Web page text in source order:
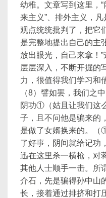
幼稚。文章写到这里，“
来主义”、排外主义，凡
观点统统批判了，把它
是完整地提出自己的主
放出眼光，自己来拿！
层层深入，不断开掘的
力，很值得我们学习和
（8）譬如罢，我们之
阴功①（姑且让我们这
子，且不问他是骗来的
是做了女婿换来的。
了好事，阴间就给记功
迅在这里杀一横枪，对
其他人士顺手一击。所
介石，先是骗得孙中山
长，接着通过排挤和打